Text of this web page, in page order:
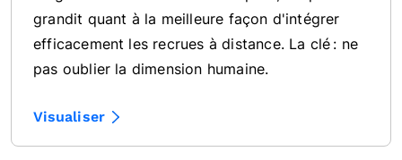
grandit quant à la meilleure façon d'intégrer
efficacement les recrues à distance. La clé : ne
pas oublier la dimension humaine.
Visualiser